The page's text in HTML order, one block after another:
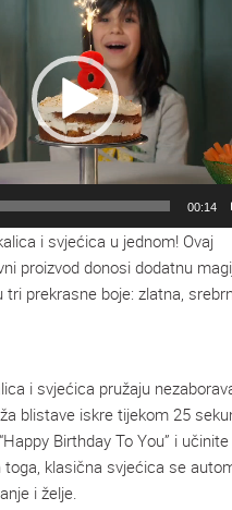
00:14
i svjećica u jednom! Ovaj
proizvod donosi dodatnu
tri prekrasne boje: zlatna,
i svjećica pružaju
blistave iskre tijekom 25
Birthday To You” i
toga, klasična svjećica se
i želje.